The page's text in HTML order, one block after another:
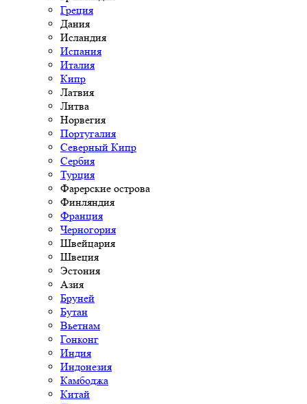
Греция
Дания
Исландия
Испания
Италия
Кипр
Латвия
Литва
Норвегия
Португалия
Северный Кипр
Сербия
Турция
Фарерские острова
Финляндия
Франция
Черногория
Швейцария
Швеция
Эстония
Азия
Бруней
Бутан
Вьетнам
Гонконг
Индия
Индонезия
Камбоджа
Китай